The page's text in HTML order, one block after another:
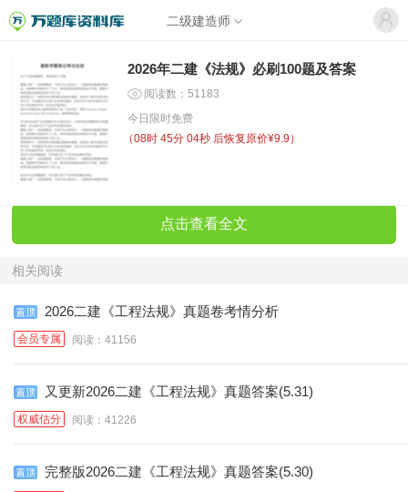
二级建造师
2026年二建《法规》必刷100题及答案
阅读数：51183
今日限时免费
（08时 45分 04秒 后恢复原价¥9.9）
点击查看全文
相关阅读
2026二建《工程法规》真题卷考情分析
会员专属 阅读：41156
又更新2026二建《工程法规》真题答案(5.31)
权威估分 阅读：41226
完整版2026二建《工程法规》真题答案(5.30)